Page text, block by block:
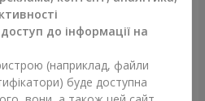
Монобукет з 9 білих троянд
1 510 грн
до інформації на
(наприклад, файли
буде доступна